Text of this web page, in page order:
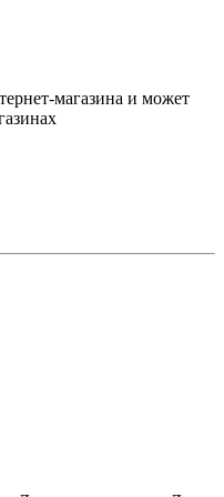
магазина и может